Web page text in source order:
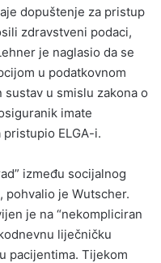
dopuštenje za pristup
zdravstveni podaci,
je naglasio da se
u podatkovnom
u smislu zakona o
imate
ELGA-i.
između socijalnog
je Wutscher.
je na “nekompliciran
liječničku
pacijentima. Tijekom